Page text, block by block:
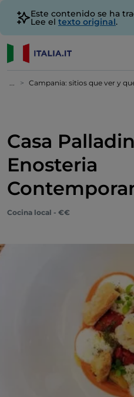
Este contenido se ha
Lee el texto original.
... Campania: sitios que ver y
Casa
Enosteria
Cocina local - €€